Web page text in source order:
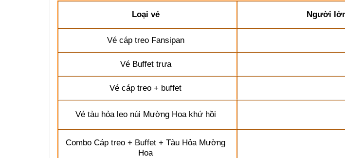
Loại vé Người
Vécáp treo Fansipan
Vé Buffet trưa
Vé cáp treo + buffet
Vé tàu hỏa leo núi Mường Hoa khứ hồi
Combo Cáp treo + Buffet + Tàu Hỏa Mường
Hoa